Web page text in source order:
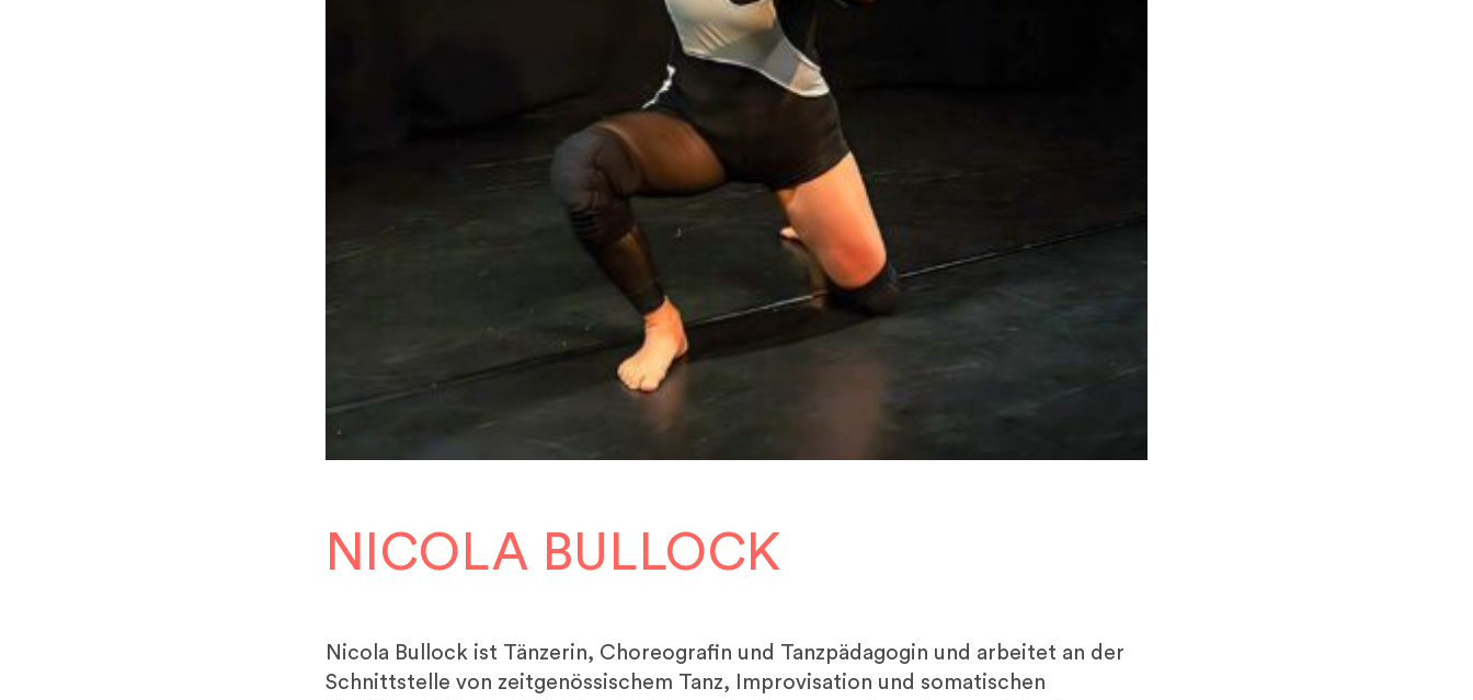
NICOLA BULLOCK
Nicola Bullock ist Tänzerin, Choreografin und Tanzpädagogin und arbeitet an der
Schnittstelle von zeitgenössischem Tanz, Improvisation und somatischen